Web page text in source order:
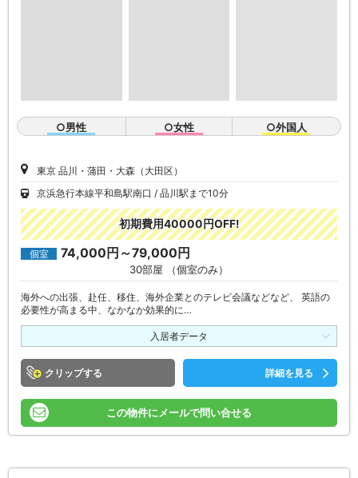
○男性 ○女性 ○外国人
東京 品川・蒲田・大森（大田区）
京浜急行本線平和島駅南口
品川駅まで10分
初期費用40000円OFF!
個室 74,000円～79,000円
30部屋 （個室のみ）
海外への出張、赴任、移住、海外企業とのテレビ会議などなど、 英語の
必要性が高まる中、なかなか効果的に…
入居者データ
クリップ 詳細を見る
この物件にメールで問い合せる